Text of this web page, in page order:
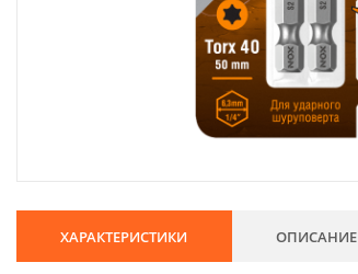
ХАРАКТЕРИСТИКИ ОПИСАНИЕ